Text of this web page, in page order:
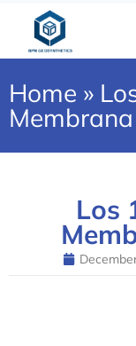
Home »
Los